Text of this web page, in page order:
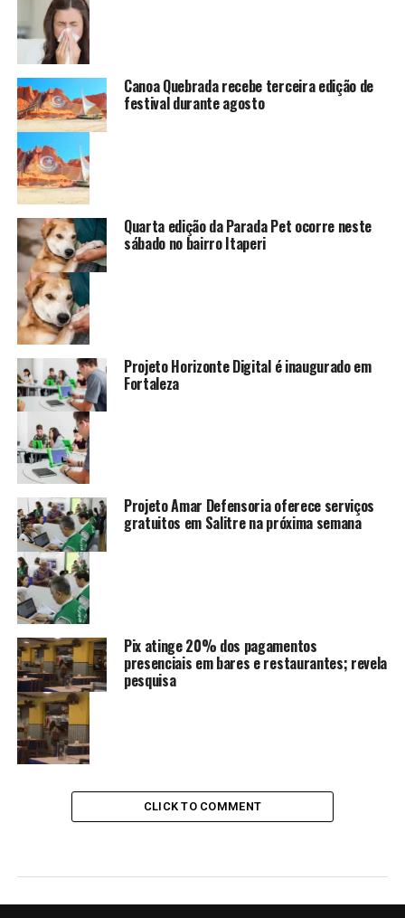
Canoa Quebrada recebe terceira edição de
festival durante agosto
Quarta edição da Parada Pet ocorre neste
sábado no bairro Itaperi
Projeto Horizonte Digital é inaugurado em
Fortaleza
Projeto Amar Defensoria oferece serviços
gratuitos em Salitre na próxima semana
Pix atinge 20% dos pagamentos
presenciais em bares e restaurantes; revela
pesquisa
CLICK TO COMMENT